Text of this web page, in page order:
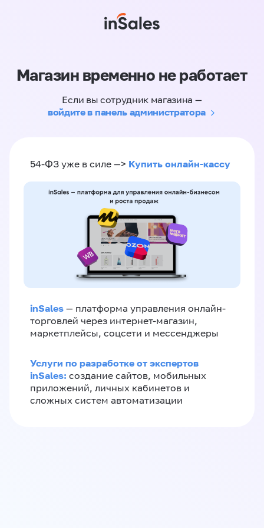
Магазин временно не работает
Если вы сотрудник магазина —
войдите в панель администратора
54-ФЗ уже в силе —> Купить онлайн-кассу
inSales — платформа управления онлайн-
торговлей через интернет-магазин,
маркетплейсы, соцсети и мессенджеры
Услуги по разработке от экспертов
inSales: создание сайтов, мобильных
приложений, личных кабинетов и
сложных систем автоматизации